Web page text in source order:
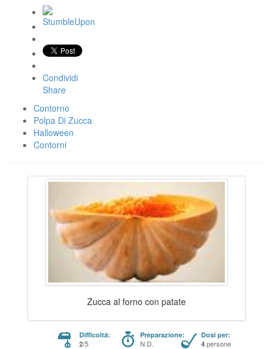
Condividi
Share
Contorno
Polpa Di Zucca
Halloween
Contorni
Zucca al forno con patate
Difficoltá:
2/5
Preparazione:
N.D.
Dosi per:
4 persone